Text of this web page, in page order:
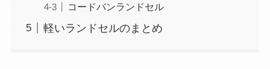
コードバンランドセル
軽いランドセルのまとめ